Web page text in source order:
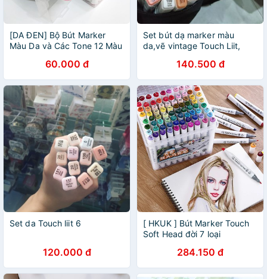
[DA ĐEN] Bộ Bút Marker
Màu Da và Các Tone 12 Màu
60.000 đ
Set bút dạ marker màu
da,vẽ vintage Touch Liit,
Touch Soft head, Touchliit 6
[skin tone / vintage]
140.500 đ
Set da Touch liit 6
120.000 đ
[ HKUK ] Bút Marker Touch
Soft Head đời 7 loại
blend đẹp hơn touch liit,
touch cool, touch mark
284.150 đ